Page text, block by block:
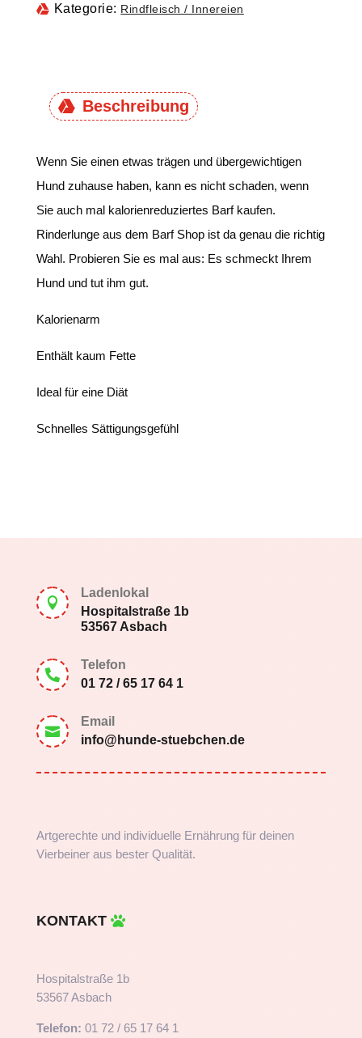
Kategorie: Rindfleisch / Innereien
Beschreibung
Wenn Sie einen etwas trägen und übergewichtigen
Hund zuhause haben, kann es nicht schaden, wenn
Sie auch mal kalorienreduziertes Barf kaufen.
Rinderlunge aus dem Barf Shop ist da genau die richtig
Wahl. Probieren Sie es mal aus: Es schmeckt Ihrem
Hund und tut ihm gut.
Kalorienarm
Enthält kaum Fette
Ideal für eine Diät
Schnelles Sättigungsgefühl

Ladenlokal
Hospitalstraße 1b
53567 Asbach

Telefon
01 72 / 65 17 64 1

Email
info@hunde-stuebchen.de
Artgerechte und individuelle Ernährung für deinen
Vierbeiner aus bester Qualität.
KONTAKT
Hospitalstraße 1b
53567 Asbach
Telefon: 01 72 / 65 17 64 1